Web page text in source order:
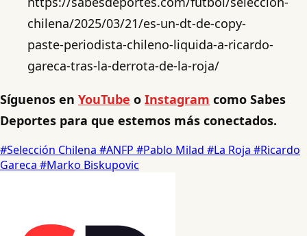
chilena/2025/03/21/es-un-dt-de-copy-
paste-periodista-chileno-liquida-a-ricardo-
gareca-tras-la-derrota-de-la-roja/
Síguenos en YouTube o Instagram como Sabes
Deportes para que estemos más conectados.
#Selección Chilena #ANFP #Pablo Milad #La Roja #Ricardo
Gareca #Marko Biskupovic